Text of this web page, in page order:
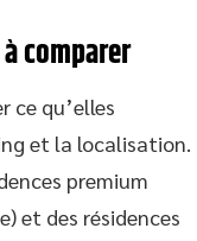
comparer
ce qu’elles
et la localisation.
premium
et des résidences